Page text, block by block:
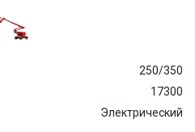
250/350
17300
Электрический